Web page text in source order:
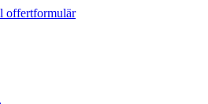
offertformulär